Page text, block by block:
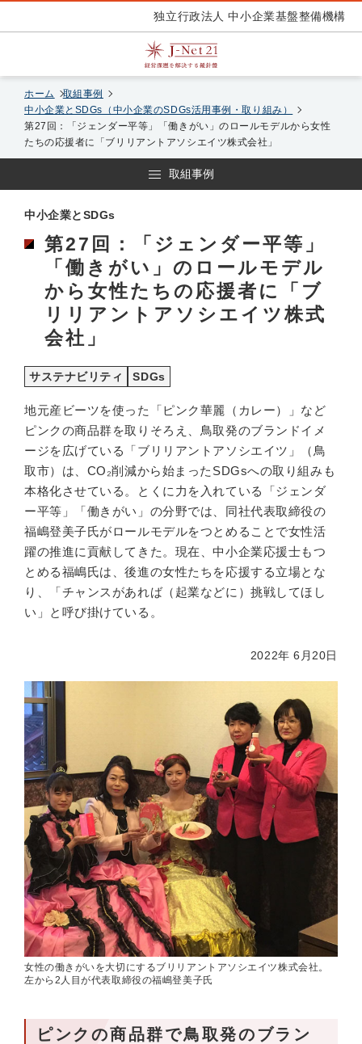
独立行政法人 中小企業基盤整備機構
ホーム
取組事例
中小企業とSDGs（中小企業のSDGs活用事例・取り組み）
第27回：「ジェンダー平等」「働きがい」のロールモデルから女性
たちの応援者に「ブリリアントアソシエイツ株式会社」
取組事例
中小企業とSDGs
第27回：「ジェンダー平等」
「働きがい」のロールモデル
から女性たちの応援者に「ブ
リリアントアソシエイツ株式
会社」
サステナビリティ SDGs
地元産ビーツを使った「ピンク華麗（カレー）」など
ピンクの商品群を取りそろえ、鳥取発のブランドイメ
ージを広げている「ブリリアントアソシエイツ」（鳥
取市）は、CO₂削減から始まったSDGsへの取り組みも
本格化させている。とくに力を入れている「ジェンダ
ー平等」「働きがい」の分野では、同社代表取締役の
福嶋登美子氏がロールモデルをつとめることで女性活
躍の推進に貢献してきた。現在、中小企業応援士もつ
とめる福嶋氏は、後進の女性たちを応援する立場とな
り、「チャンスがあれば（起業などに）挑戦してほし
い」と呼び掛けている。
2022年 6月20日
女性の働きがいを大切にするブリリアントアソシエイツ株式会社。
左から2人目が代表取締役の福嶋登美子氏
ピンクの商品群で鳥取発のブラン